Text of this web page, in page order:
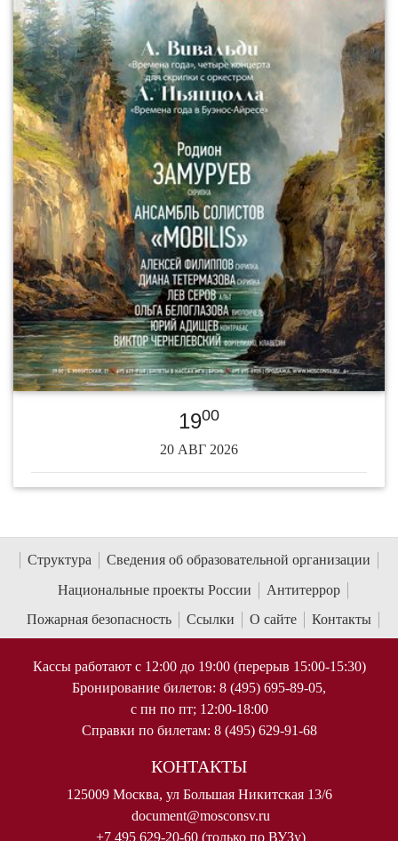
1900
20 АВГ 2026
Структура
Сведения об образовательной организации
Национальные проекты России
Антитеррор
Пожарная безопасность
Ссылки О сайте Контакты
Кассы работают с 12:00 до 19:00 (перерыв 15:00-15:30)
Бронирование билетов: 8 (495) 695-89-05,
с пн по пт; 12:00-18:00
Справки по билетам: 8 (495) 629-91-68
КОНТАКТЫ
125009 Москва, ул Большая Никитская 13/6
document@mosconsv.ru
+7 495 629-20-60 (только по ВУЗу)